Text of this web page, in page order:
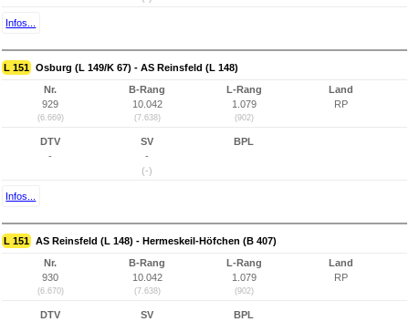
Infos...
L 151 Osburg (L 149/K 67) - AS Reinsfeld (L 148)
Nr.
929
(6.669)
B-Rang
10.042
(7.638)
L-Rang
1.079
(902)
Land
RP
DTV
-
SV
-
(-)
BPL
Infos...
L 151 AS Reinsfeld (L 148) - Hermeskeil-Höfchen (B 407)
Nr.
930
(6.670)
B-Rang
10.042
(7.638)
L-Rang
1.079
(902)
Land
RP
DTV
SV
BPL